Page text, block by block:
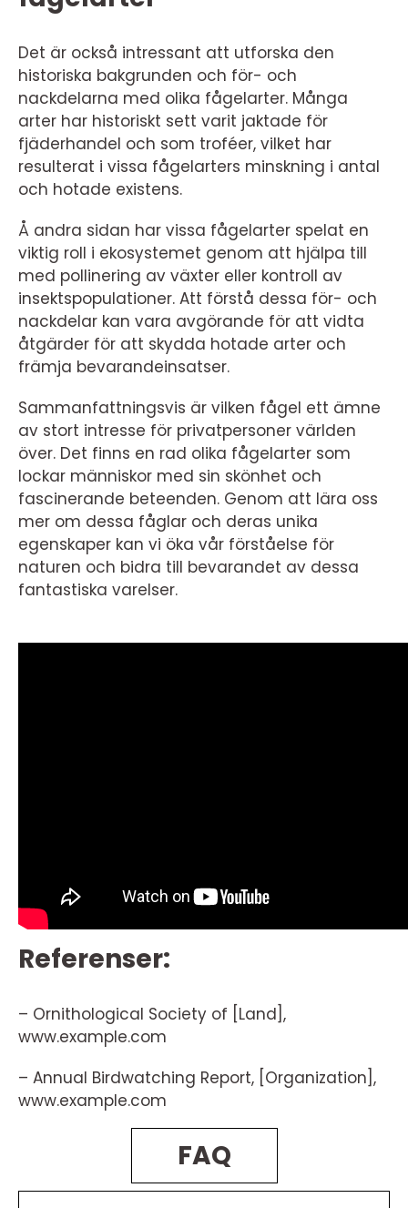
Det är också intressant att utforska den
historiska bakgrunden och för- och
nackdelarna med olika fågelarter. Många
arter har historiskt sett varit jaktade för
fjäderhandel och som troféer, vilket har
resulterat i vissa fågelarters minskning i antal
och hotade existens.
Å andra sidan har vissa fågelarter spelat en
viktig roll i ekosystemet genom att hjälpa till
med pollinering av växter eller kontroll av
insektspopulationer. Att förstå dessa för- och
nackdelar kan vara avgörande för att vidta
åtgärder för att skydda hotade arter och
främja bevarandeinsatser.
Sammanfattningsvis är vilken fågel ett ämne
av stort intresse för privatpersoner världen
över. Det finns en rad olika fågelarter som
lockar människor med sin skönhet och
fascinerande beteenden. Genom att lära oss
mer om dessa fåglar och deras unika
egenskaper kan vi öka vår förståelse för
naturen och bidra till bevarandet av dessa
fantastiska varelser.
Referenser:
– Ornithological Society of [Land],
www.example.com
– Annual Birdwatching Report, [Organization],
www.example.com
FAQ